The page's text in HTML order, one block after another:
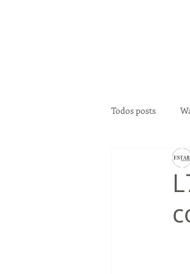
Todos posts
Ferrugem
Jade Baraldo